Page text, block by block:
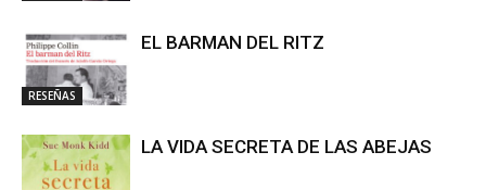
RESEÑAS
EL BARMAN DEL RITZ
LA VIDA SECRETA DE LAS ABEJAS